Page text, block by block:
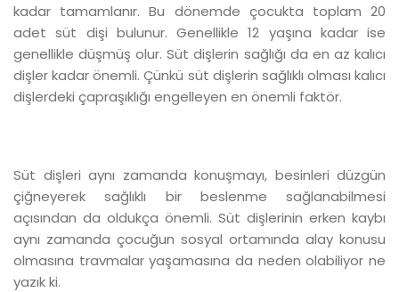
kadar tamamlanır. Bu dönemde çocukta toplam 20
adet süt dişi bulunur. Genellikle 12 yaşına kadar ise
genellikle düşmüş olur. Süt dişlerin sağlığı da en az kalıcı
dişler kadar önemli. Çünkü süt dişlerin sağlıklı olması kalıcı
dişlerdeki çapraşıklığı engelleyen en önemli faktör.
Süt dişleri aynı zamanda konuşmayı, besinleri düzgün
çiğneyerek sağlıklı bir beslenme sağlanabilmesi
açısından da oldukça önemli. Süt dişlerinin erken kaybı
aynı zamanda çocuğun sosyal ortamında alay konusu
olmasına travmalar yaşamasına da neden olabiliyor ne
yazık ki.